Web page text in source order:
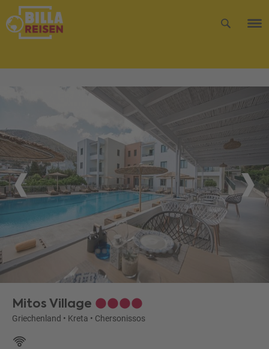
Mitos Village
Griechenland • Kreta • Chersonissos